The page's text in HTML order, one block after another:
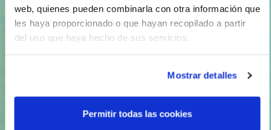
web, quienes pueden combinarla con otra información que
les haya proporcionado o que hayan recopilado a partir
del uso que haya hecho de sus servicios.
Mostrar detalles
Permitir todas las cookies